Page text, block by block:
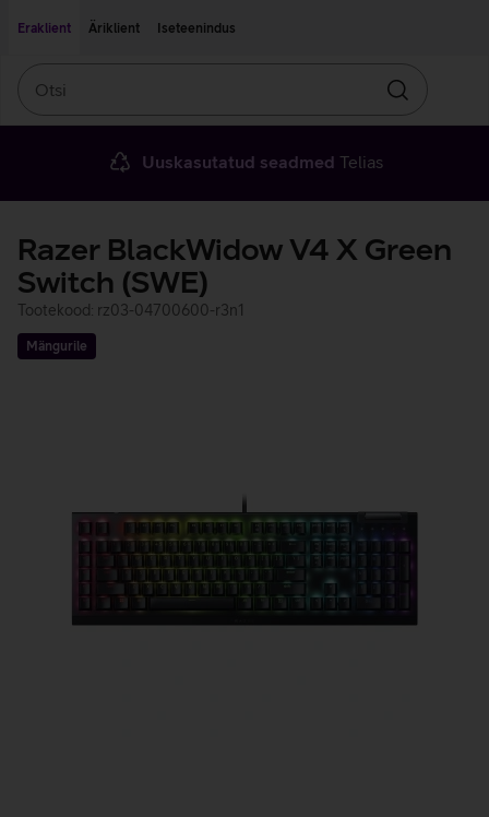
Eraklient
Äriklient Iseteenindus
Otsin
Uuskasutatud seadmed Telias
Razer BlackWidow V4 X Green
Switch (SWE)
Tootekood: rz03-04700600-r3n1
Mängurile